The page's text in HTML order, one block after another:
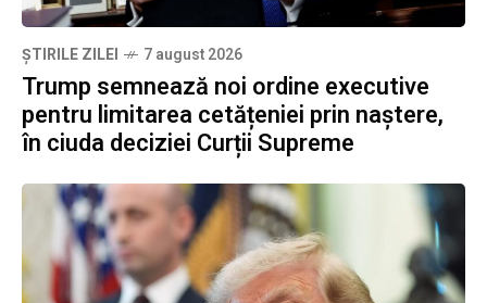
ȘTIRILE ZILEI 7 august 2026
Trump semnează noi ordine executive
pentru limitarea cetățeniei prin naștere,
în ciuda deciziei Curții Supreme